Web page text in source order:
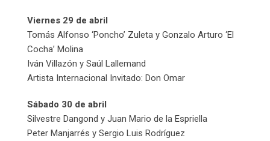
Viernes 29 de abril
Tomás Alfonso ‘Poncho’ Zuleta y Gonzalo Arturo ‘El
Cocha’ Molina
Iván Villazón y Saúl Lallemand
Artista Internacional Invitado: Don Omar
Sábado 30 de abril
Silvestre Dangond y Juan Mario de la Espriella
Peter Manjarrés y Sergio Luis Rodríguez